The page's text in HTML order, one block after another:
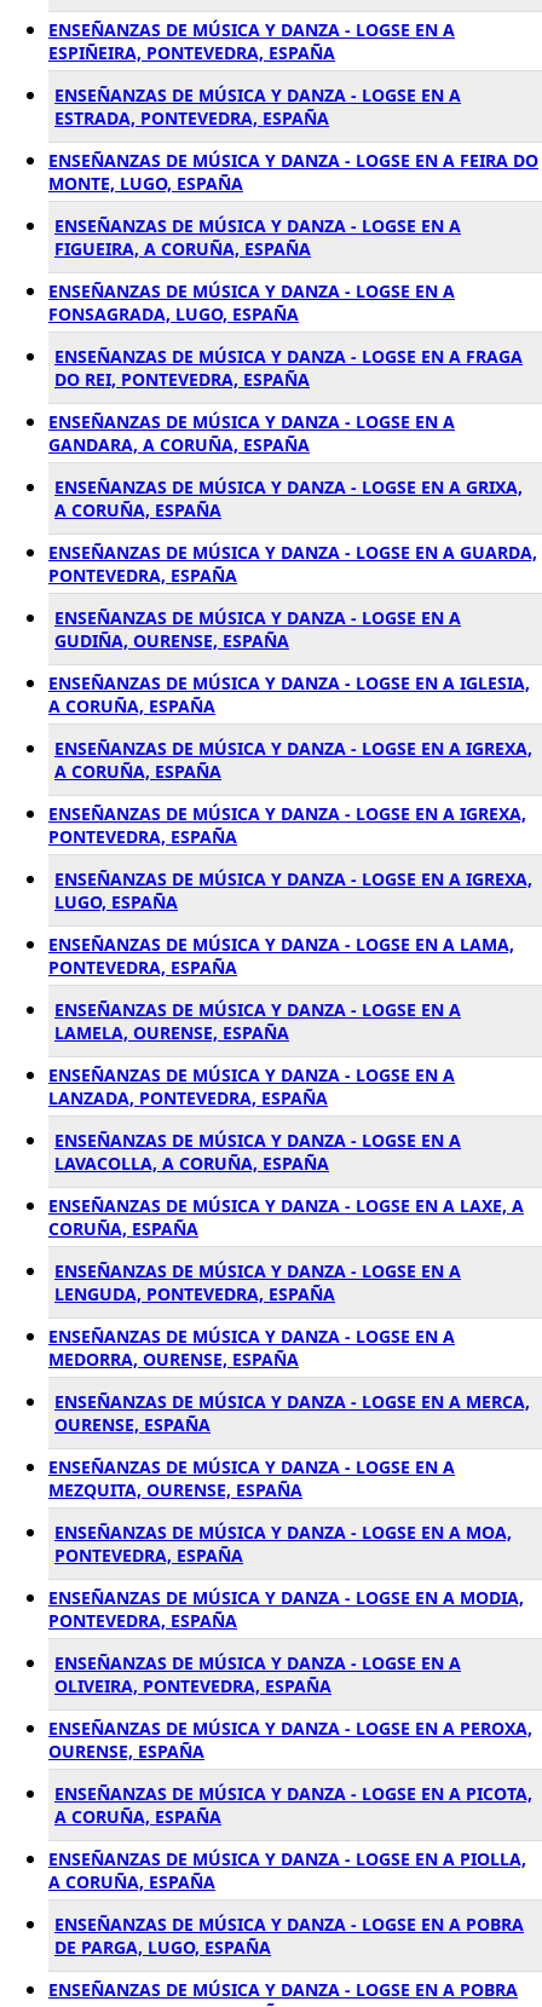
ENSEÑANZAS DE MÚSICA Y DANZA - LOGSE EN A
ESPIÑEIRA, PONTEVEDRA, ESPAÑA
ENSEÑANZAS DE MÚSICA Y DANZA - LOGSE EN A
ESTRADA, PONTEVEDRA, ESPAÑA
ENSEÑANZAS DE MÚSICA Y DANZA - LOGSE EN A FEIRA DO
MONTE, LUGO, ESPAÑA
ENSEÑANZAS DE MÚSICA Y DANZA - LOGSE EN A
FIGUEIRA, A CORUÑA, ESPAÑA
ENSEÑANZAS DE MÚSICA Y DANZA - LOGSE EN A
FONSAGRADA, LUGO, ESPAÑA
ENSEÑANZAS DE MÚSICA Y DANZA - LOGSE EN A FRAGA
DO REI, PONTEVEDRA, ESPAÑA
ENSEÑANZAS DE MÚSICA Y DANZA - LOGSE EN A
GANDARA, A CORUÑA, ESPAÑA
ENSEÑANZAS DE MÚSICA Y DANZA - LOGSE EN A GRIXA,
A CORUÑA, ESPAÑA
ENSEÑANZAS DE MÚSICA Y DANZA - LOGSE EN A GUARDA,
PONTEVEDRA, ESPAÑA
ENSEÑANZAS DE MÚSICA Y DANZA - LOGSE EN A
GUDIÑA, OURENSE, ESPAÑA
ENSEÑANZAS DE MÚSICA Y DANZA - LOGSE EN A IGLESIA,
A CORUÑA, ESPAÑA
ENSEÑANZAS DE MÚSICA Y DANZA - LOGSE EN A IGREXA,
A CORUÑA, ESPAÑA
ENSEÑANZAS DE MÚSICA Y DANZA - LOGSE EN A IGREXA,
PONTEVEDRA, ESPAÑA
ENSEÑANZAS DE MÚSICA Y DANZA - LOGSE EN A IGREXA,
LUGO, ESPAÑA
ENSEÑANZAS DE MÚSICA Y DANZA - LOGSE EN A LAMA,
PONTEVEDRA, ESPAÑA
ENSEÑANZAS DE MÚSICA Y DANZA - LOGSE EN A
LAMELA, OURENSE, ESPAÑA
ENSEÑANZAS DE MÚSICA Y DANZA - LOGSE EN A
LANZADA, PONTEVEDRA, ESPAÑA
ENSEÑANZAS DE MÚSICA Y DANZA - LOGSE EN A
LAVACOLLA, A CORUÑA, ESPAÑA
ENSEÑANZAS DE MÚSICA Y DANZA - LOGSE EN A LAXE, A
CORUÑA, ESPAÑA
ENSEÑANZAS DE MÚSICA Y DANZA - LOGSE EN A
LENGUDA, PONTEVEDRA, ESPAÑA
ENSEÑANZAS DE MÚSICA Y DANZA - LOGSE EN A
MEDORRA, OURENSE, ESPAÑA
ENSEÑANZAS DE MÚSICA Y DANZA - LOGSE EN A MERCA,
OURENSE, ESPAÑA
ENSEÑANZAS DE MÚSICA Y DANZA - LOGSE EN A
MEZQUITA, OURENSE, ESPAÑA
ENSEÑANZAS DE MÚSICA Y DANZA - LOGSE EN A MOA,
PONTEVEDRA, ESPAÑA
ENSEÑANZAS DE MÚSICA Y DANZA - LOGSE EN A MODIA,
PONTEVEDRA, ESPAÑA
ENSEÑANZAS DE MÚSICA Y DANZA - LOGSE EN A
OLIVEIRA, PONTEVEDRA, ESPAÑA
ENSEÑANZAS DE MÚSICA Y DANZA - LOGSE EN A PEROXA,
OURENSE, ESPAÑA
ENSEÑANZAS DE MÚSICA Y DANZA - LOGSE EN A PICOTA,
A CORUÑA, ESPAÑA
ENSEÑANZAS DE MÚSICA Y DANZA - LOGSE EN A PIOLLA,
A CORUÑA, ESPAÑA
ENSEÑANZAS DE MÚSICA Y DANZA - LOGSE EN A POBRA
DE PARGA, LUGO, ESPAÑA
ENSEÑANZAS DE MÚSICA Y DANZA - LOGSE EN A POBRA